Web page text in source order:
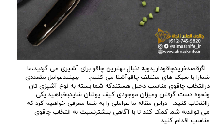
اگرقصدخریدچاقوداریدوبه دنبال بهترین چاقو برای آشپزی می گردید،ما
شمارا با سبک های مختلف چاقوآشنا می کنیم. ببینیدعوامل متعددی
درانتخاب چاقوی مناسب دخیل هستندکه شما بسته به نوع آشپزی تان
ونحوه دست گرفتن ومیزان موجودی کیف پولتان شایدبخواهید یکی
راانتخاب کنید. دراین مقاله ما عواملی را به شما معرفی خواهیم کرد که
می تواندبه شما کمک کند تا با آگاهی بیشترنسبت به انتخاب چاقوی
مناسب اقدام کنید. …